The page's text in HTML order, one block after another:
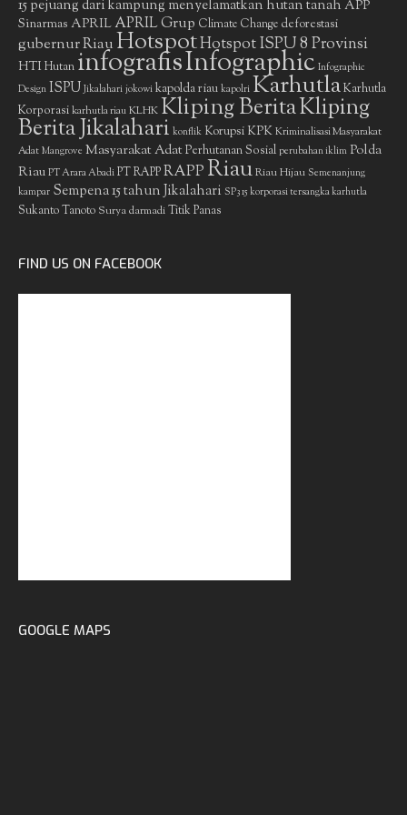
15 pejuang dari kampung menyelamatkan hutan tanah APP
Sinarmas APRIL APRIL Grup Climate Change deforestasi
gubernur RiauHotspotHotspot ISPU 8 Provinsi
HTIHutan infografisInfographic Infographic
Design ISPU Jikalahari jokowi kapolda riau kapolri KarhutlaKarhutla
Korporasikarhutla riauKLHKKliping BeritaKliping
Berita Jikalahari konflik Korupsi KPKKriminalisasi Masyarakat
Adat Mangrove Masyarakat AdatPerhutanan Sosial perubahan iklim Polda
Riau PT Arara Abadi PT RAPPRAPPRiauRiau Hijau Semenanjung
kampar Sempena 15 tahun Jikalahari SP3 15 korporasi tersangka karhutla
Sukanto Tanoto Surya darmadiTitik Panas
FIND US ON FACEBOOK
GOOGLE MAPS